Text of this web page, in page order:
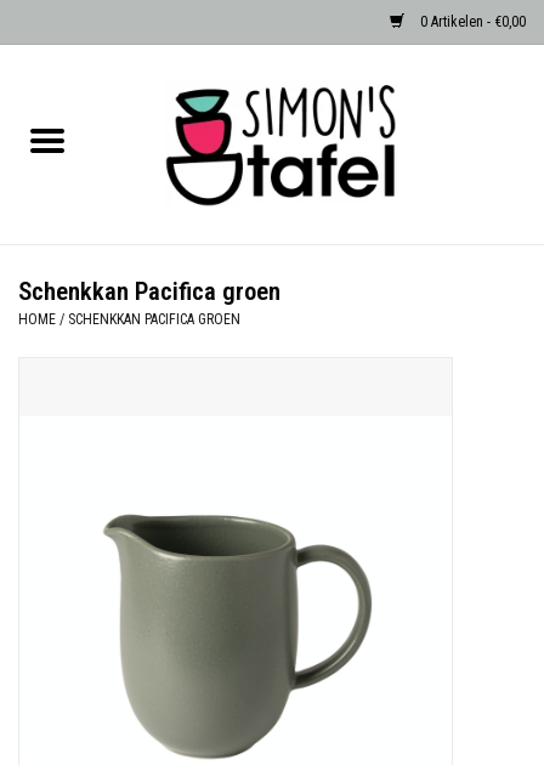
0 Artikelen - €0,00
Albast waxinehouders van Zenza
Over Simon's Tafel
Schenkkan Pacifica groen
HOME / SCHENKKAN PACIFICA GROEN